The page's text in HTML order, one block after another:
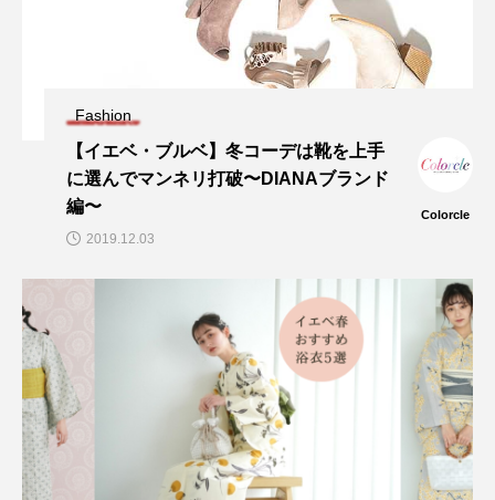
Fashion
【イエベ・ブルベ】冬コーデは靴を上手
に選んでマンネリ打破〜DIANAブランド
編〜
Colorcle
2019.12.03